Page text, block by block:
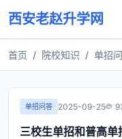
西安老赵升学网
首页 院校知识 单招
单招问答 2025-09-25
三校生单招和普高